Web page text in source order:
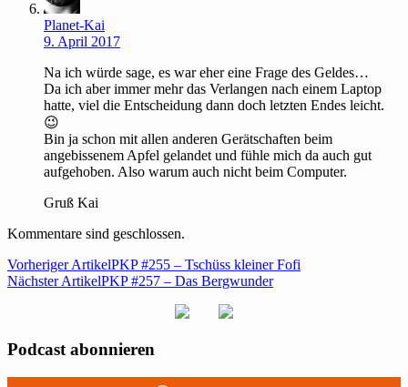
Planet-Kai
9. April 2017
Na ich würde sage, es war eher eine Frage des Geldes…
Da ich aber immer mehr das Verlangen nach einem Laptop
hatte, viel die Entscheidung dann doch letzten Endes leicht.
😉
Bin ja schon mit allen anderen Gerätschaften beim
angebissenem Apfel gelandet und fühle mich da auch gut
aufgehoben. Also warum auch nicht beim Computer.
Gruß Kai
Kommentare sind geschlossen.
Vorheriger ArtikelPKP #255 – Tschüss kleiner Fofi
Nächster ArtikelPKP #257 – Das Bergwunder
Podcast abonnieren